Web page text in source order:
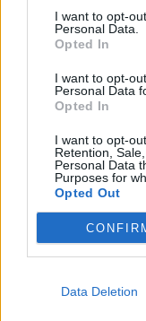
I want to opt-
Personal Data.
Opted In
I want to opt-
Personal Data
Opted In
I want to opt-
Retention,
Personal Data
Purposes for
Opted Out
Data Deletion